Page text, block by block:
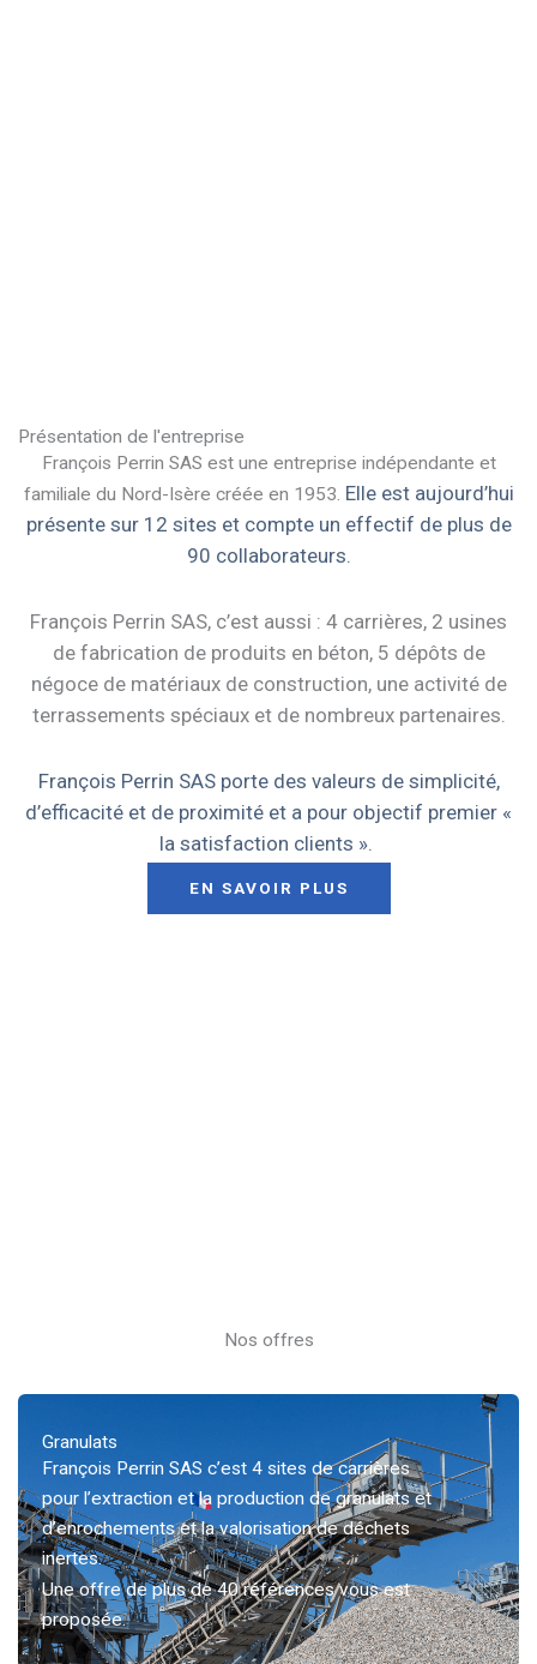
Présentation de l'entreprise
François Perrin SAS est une entreprise indépendante et
familiale du Nord-Isère créée en 1953. Elle est aujourd’hui
présente sur 12 sites et compte un effectif de plus de
90 collaborateurs.
François Perrin SAS, c’est aussi : 4 carrières, 2 usines
de fabrication de produits en béton, 5 dépôts de
négoce de matériaux de construction, une activité de
terrassements spéciaux et de nombreux partenaires.
François Perrin SAS porte des valeurs de simplicité,
d’efficacité et de proximité et a pour objectif premier «
la satisfaction clients ».
EN SAVOIR PLUS
Nos offres
Granulats
François Perrin SAS c’est 4 sites de carrières
pour l’extraction et la production de granulats et
d’enrochements et la valorisation de déchets
inertes.
Une offre de plus de 40 références vous est
proposée.